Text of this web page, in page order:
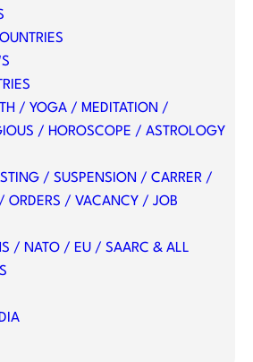
/ YOGA / MEDITATION /
/ HOROSCOPE / ASTROLOGY
/ SUSPENSION / CARRER /
ORDERS / VACANCY / JOB
/ NATO / EU / SAARC & ALL